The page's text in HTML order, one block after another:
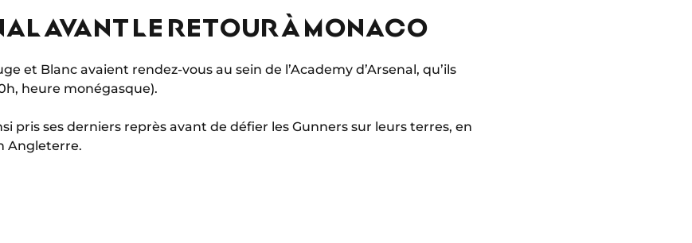
AVANT LE RETOUR À MONACO
et Blanc avaient rendez-vous au sein de l’Academy d’Arsenal, qu’ils
heure monégasque).
pris ses derniers reprès avant de défier les Gunners sur leurs terres, en
Angleterre.